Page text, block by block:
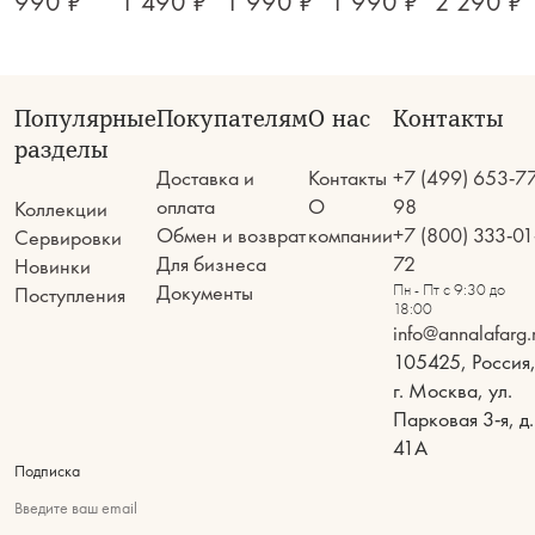
Популярные
разделы
Коллекции
Сервировки
Новинки
Поступления
Покупателям
Доставка и
оплата
Обмен и возврат
Для бизнеса
Документы
О нас
Контакты
О
компании
Контакты
+7 (499) 653-
98
+7 (800) 333-
72
Пн - Пт с 9:30 до
18:00
105425, Россия,
г. Москва, ул.
Парковая 3-я, д.
41А
Подписка
Введите ваш email